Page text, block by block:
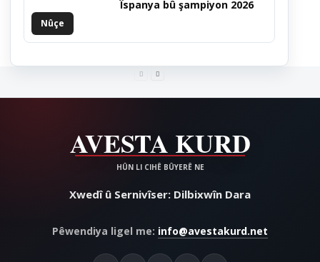
Nûçe
Îspanya bû şampiyon 2026
Xwedî û Sernivîser: Dilbixwîn Dara
Pêwendiya ligel me: info@avestakurd.net